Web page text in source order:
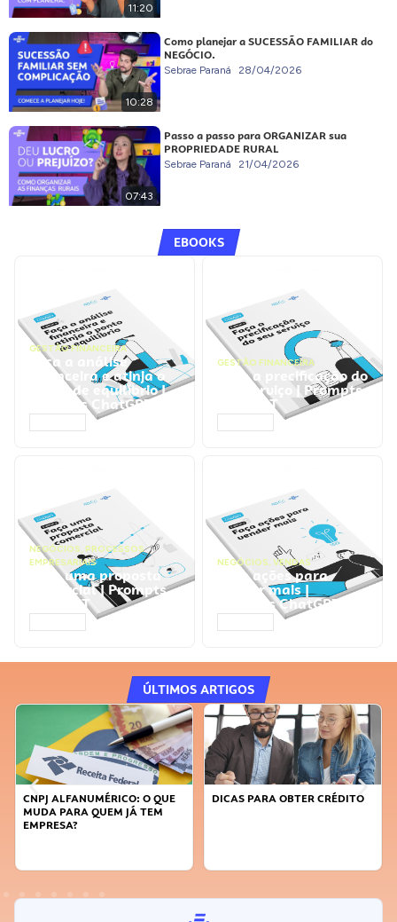
11:20
10:28
Como planejar a SUCESSÃO FAMILIAR do
NEGÓCIO.
Sebrae Paraná 28/04/2026
07:43
Passo a passo para ORGANIZAR sua
PROPRIEDADE RURAL
Sebrae Paraná 21/04/2026
EBOOKS
GESTÃO FINANCEIRA
Faça a análise
financeira e atinja o
ponto de equilíbrio |
Prompts ChatGPT
GESTÃO FINANCEIRA
Faça a precificação do
seu serviço | Prompts
ChatGPT
NEGÓCIOS, PROCESSOS
EMPRESARIAIS
Faça uma proposta
comercial | Prompts
ChatGPT
NEGÓCIOS, VENDAS
Faça ações para
vender mais |
Prompts ChatGPT
ÚLTIMOS ARTIGOS
O QUE
JÁ TEM
DICAS PARA OBTER CRÉDITO
FAÇA A